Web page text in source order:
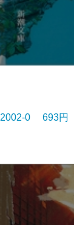
0 693円